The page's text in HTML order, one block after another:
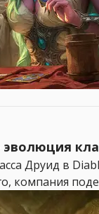
Друид в
компания